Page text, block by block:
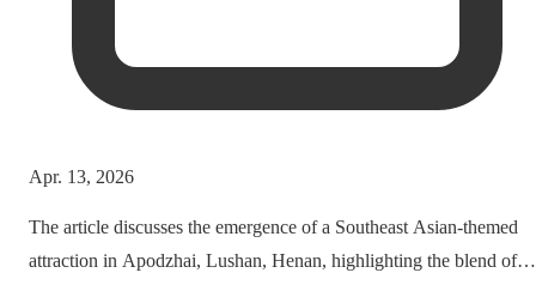
Apr. 13, 2026
The article discusses the emergence of a Southeast Asian-themed
attraction in Apodzhai, Lushan, Henan, highlighting the blend of